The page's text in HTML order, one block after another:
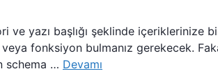
ve yazı başlığı şeklinde içeriklerinize
fonksiyon bulmanız gerekecek.
schema … Devamı